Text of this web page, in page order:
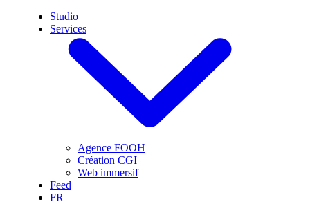
Studio
Services
Agence FOOH
Création CGI
Web immersif
Feed
FR